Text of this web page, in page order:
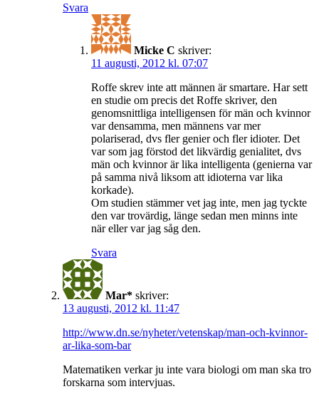
Svara
Micke C skriver:
11 augusti, 2012 kl. 07:07
Roffe skrev inte att männen är smartare. Har sett
en studie om precis det Roffe skriver, den
genomsnittliga intelligensen för män och kvinnor
var densamma, men männens var mer
polariserad, dvs fler genier och fler idioter. Det
var som jag förstod det likvärdig genialitet, dvs
män och kvinnor är lika intelligenta (genierna var
på samma nivå liksom att idioterna var lika
korkade).
Om studien stämmer vet jag inte, men jag tyckte
den var trovärdig, länge sedan men minns inte
när eller var jag såg den.
Svara
Mar* skriver:
13 augusti, 2012 kl. 11:47
http://www.dn.se/nyheter/vetenskap/man-och-kvinnor-
ar-lika-som-bar
Matematiken verkar ju inte vara biologi om man ska tro
forskarna som intervjuas.